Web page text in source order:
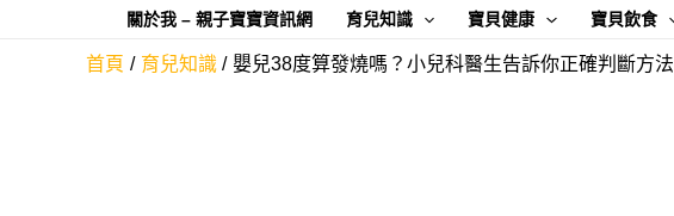
關於我 – 親子寶寶資訊網 育兒知識 寶貝健康 寶貝飲食
首頁 育兒知識 嬰兒38度算發燒嗎？小兒科醫生告訴你正確判斷方法